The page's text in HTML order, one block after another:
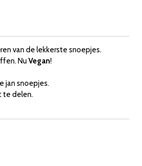
van de lekkerste snoepjes.
NuVegan!
jan snoepjes.
te delen.